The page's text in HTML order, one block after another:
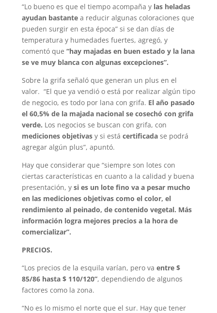
“Lo bueno es que el tiempo acompaña y las heladas
ayudan bastantea reducir algunas coloraciones que
pueden surgir en esta época” si se dan días de
temperatura y humedades fuertes, agregó, y
comentó que “hay majadas en buen estado y la lana
se ve muy blanca con algunas excepciones”.
Sobre la grifa señaló que generan un plus en el
valor. “El que ya vendió o está por realizar algún tipo
de negocio, es todo por lana con grifa. El año pasado
el 60,5% de la majada nacional se cosechó con grifa
verde. Los negocios se buscan con grifa, con
mediciones objetivasy si está certificada se podrá
agregar algún plus”, apuntó.
Hay que considerar que “siempre son lotes con
ciertas características en cuanto a la calidad y buena
presentación, y si es un lote fino va a pesar mucho
en las mediciones objetivas como el color, el
rendimiento al peinado, de contenido vegetal. Más
información logra mejores precios a la hora de
comercializar”.
PRECIOS.
“Los precios de la esquila varían, pero va entre $
85/86 hasta $ 110/120”, dependiendo de algunos
factores como la zona.
“No es lo mismo el norte que el sur. Hay que tener